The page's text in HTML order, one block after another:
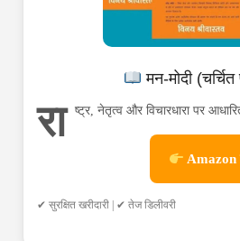
मन-मोदी
रा ष्ट्र, नेतृत्व और विचारधारा पर
Amazon
✔ सुरक्षित खरीदारी | ✔ तेज डिलीवरी